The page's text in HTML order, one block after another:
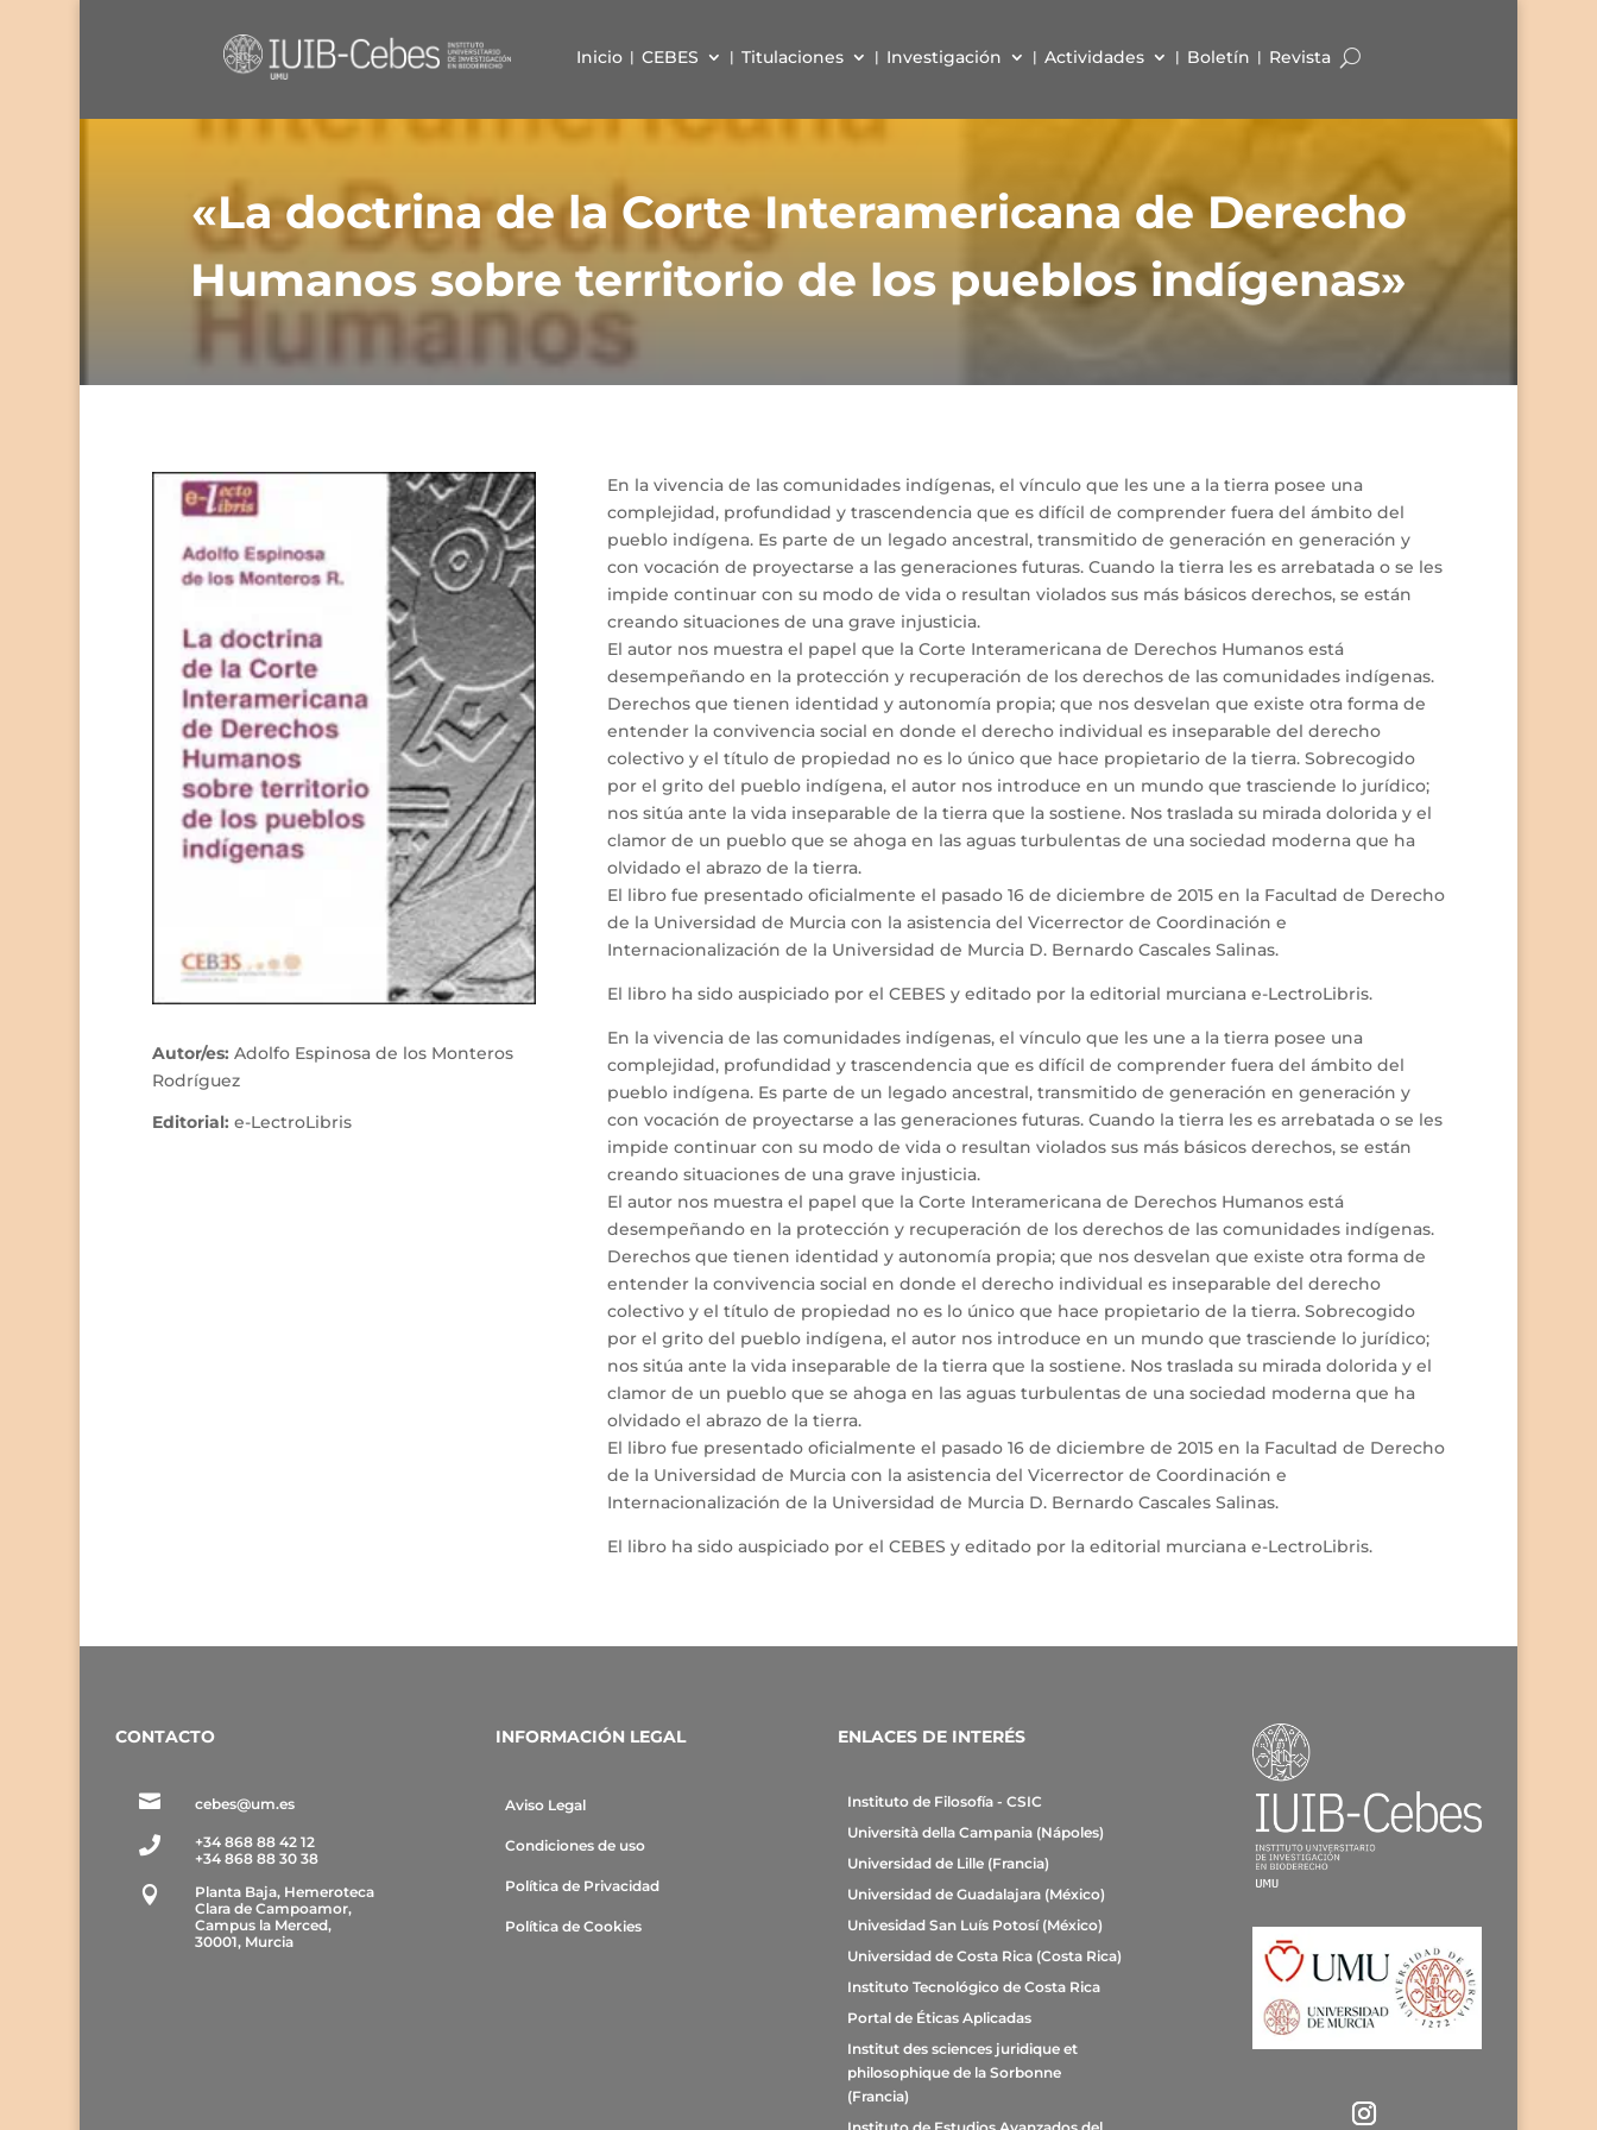
Inicio CEBES Titulaciones Investigación Actividades Boletín Revista
«La doctrina de la Corte Interamericana de Derecho
Humanos sobre territorio de los pueblos indígenas»
Autor/es: Adolfo Espinosa de los Monteros
Rodríguez
Editorial: e-LectroLibris
En la vivencia de las comunidades indígenas, el vínculo que les une a la tierra posee una
complejidad, profundidad y trascendencia que es difícil de comprender fuera del ámbito del
pueblo indígena. Es parte de un legado ancestral, transmitido de generación en generación y
con vocación de proyectarse a las generaciones futuras. Cuando la tierra les es arrebatada o se les
impide continuar con su modo de vida o resultan violados sus más básicos derechos, se están
creando situaciones de una grave injusticia.
El autor nos muestra el papel que la Corte Interamericana de Derechos Humanos está
desempeñando en la protección y recuperación de los derechos de las comunidades indígenas.
Derechos que tienen identidad y autonomía propia; que nos desvelan que existe otra forma de
entender la convivencia social en donde el derecho individual es inseparable del derecho
colectivo y el título de propiedad no es lo único que hace propietario de la tierra. Sobrecogido
por el grito del pueblo indígena, el autor nos introduce en un mundo que trasciende lo jurídico;
nos sitúa ante la vida inseparable de la tierra que la sostiene. Nos traslada su mirada dolorida y el
clamor de un pueblo que se ahoga en las aguas turbulentas de una sociedad moderna que ha
olvidado el abrazo de la tierra.
El libro fue presentado oficialmente el pasado 16 de diciembre de 2015 en la Facultad de Derecho
de la Universidad de Murcia con la asistencia del Vicerrector de Coordinación e
Internacionalización de la Universidad de Murcia D. Bernardo Cascales Salinas.
El libro ha sido auspiciado por el CEBES y editado por la editorial murciana e-LectroLibris.
En la vivencia de las comunidades indígenas, el vínculo que les une a la tierra posee una
complejidad, profundidad y trascendencia que es difícil de comprender fuera del ámbito del
pueblo indígena. Es parte de un legado ancestral, transmitido de generación en generación y
con vocación de proyectarse a las generaciones futuras. Cuando la tierra les es arrebatada o se les
impide continuar con su modo de vida o resultan violados sus más básicos derechos, se están
creando situaciones de una grave injusticia.
El autor nos muestra el papel que la Corte Interamericana de Derechos Humanos está
desempeñando en la protección y recuperación de los derechos de las comunidades indígenas.
Derechos que tienen identidad y autonomía propia; que nos desvelan que existe otra forma de
entender la convivencia social en donde el derecho individual es inseparable del derecho
colectivo y el título de propiedad no es lo único que hace propietario de la tierra. Sobrecogido
por el grito del pueblo indígena, el autor nos introduce en un mundo que trasciende lo jurídico;
nos sitúa ante la vida inseparable de la tierra que la sostiene. Nos traslada su mirada dolorida y el
clamor de un pueblo que se ahoga en las aguas turbulentas de una sociedad moderna que ha
olvidado el abrazo de la tierra.
El libro fue presentado oficialmente el pasado 16 de diciembre de 2015 en la Facultad de Derecho
de la Universidad de Murcia con la asistencia del Vicerrector de Coordinación e
Internacionalización de la Universidad de Murcia D. Bernardo Cascales Salinas.
El libro ha sido auspiciado por el CEBES y editado por la editorial murciana e-LectroLibris.
CONTACTO
 cebes@um.es

+34 868 88 42 12
+34 868 88 30 38

Planta Baja, Hemeroteca
Clara de Campoamor,
Campus la Merced,
30001, Murcia
INFORMACIÓN LEGAL
Aviso Legal
Condiciones de uso
Política de Privacidad
Política de Cookies
ENLACES DE INTERÉS
Instituto de Filosofía - CSIC
Università della Campania (Nápoles)
Universidad de Lille (Francia)
Universidad de Guadalajara (México)
Univesidad San Luís Potosí (México)
Universidad de Costa Rica (Costa Rica)
Instituto Tecnológico de Costa Rica
Portal de Éticas Aplicadas
Institut des sciences juridique et
philosophique de la Sorbonne
(Francia)